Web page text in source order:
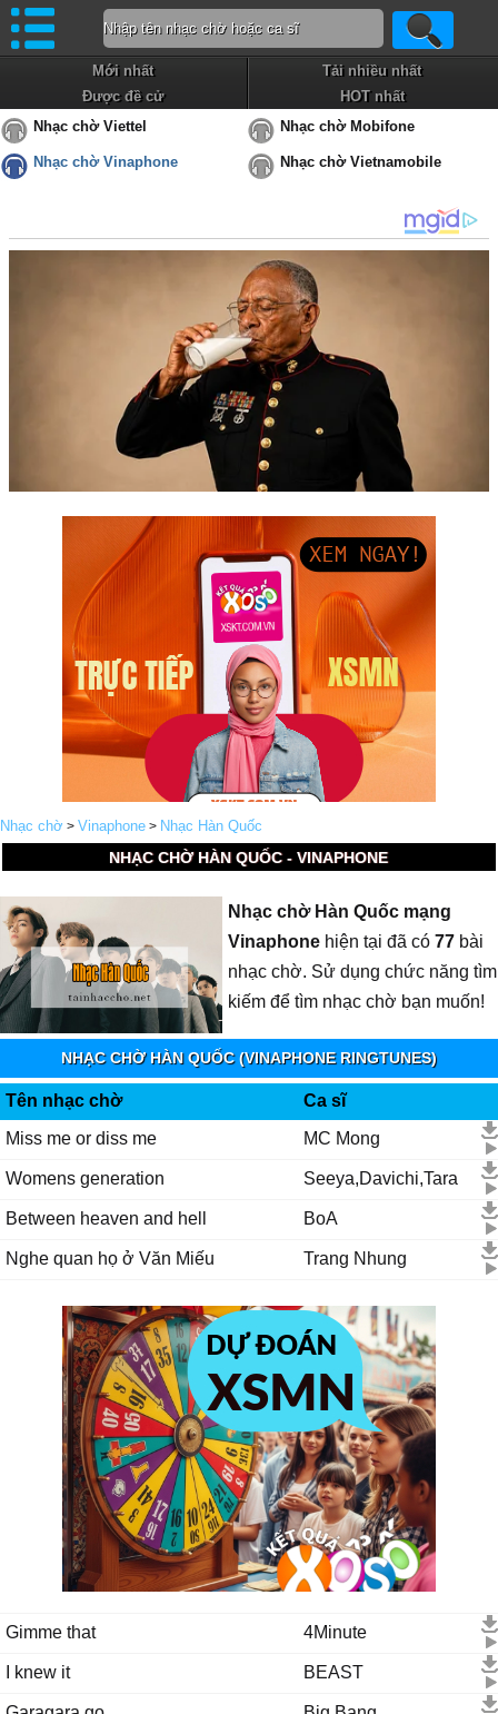
Mới nhất
Tải nhiều nhất
Được đề cử
HOT nhất
Nhạc chờ Viettel
Nhạc chờ Mobifone
Nhạc chờ Vinaphone Nhạc chờ Vietnamobile
Nhạc chờ > Vinaphone > Nhạc Hàn Quốc
NHẠC CHỜ HÀN QUỐC - VINAPHONE
Nhạc chờ Hàn Quốc mạng
Vinaphone hiện tại đã có 77 bài
nhạc chờ. Sử dụng chức năng tìm
kiếm để tìm nhạc chờ bạn muốn!
NHẠC CHỜ HÀN QUỐC (VINAPHONE RINGTUNES)
Tên nhạc chờ
Ca sĩ
Miss me or diss me
MC Mong
Womens generation Seeya,Davichi,Tara
Between heaven and hell BoA
Nghe quan họ ở Văn Miếu Trang Nhung
Gimme that 4Minute
I knew it BEAST